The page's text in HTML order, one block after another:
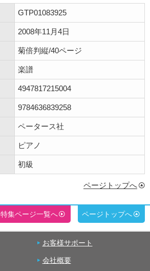
GTP01083925
2008年11月4日
菊倍判縦/40ページ
楽譜
4947817215004
9784636839258
ペータース社
ピアノ
初級
ページトップへ
特集ページ一覧へ ページトップへ
お客様サポート
会社概要